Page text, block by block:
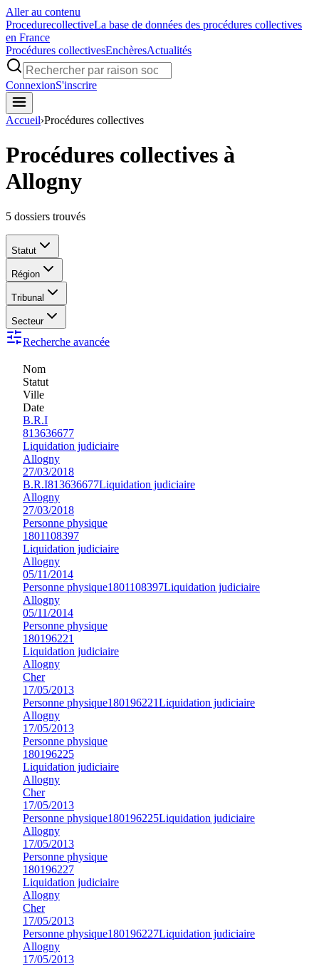
Aller au contenu
ProcedurecollectiveLa base de données des procédures collectives
en France
Procédures collectivesEnchèresActualités
ConnexionS'inscrire
Accueil›Procédures collectives
Procédures collectives à
Allogny
5 dossiers trouvés
Statut
Région
Tribunal
Secteur
Recherche avancée
Nom
Statut
Ville
Date
B.R.I
813636677
Liquidation judiciaire
Allogny
27/03/2018
B.R.I813636677Liquidation judiciaire
Allogny
27/03/2018
Personne physique
1801108397
Liquidation judiciaire
Allogny
05/11/2014
Personne physique1801108397Liquidation judiciaire
Allogny
05/11/2014
Personne physique
180196221
Liquidation judiciaire
Allogny
Cher
17/05/2013
Personne physique180196221Liquidation judiciaire
Allogny
17/05/2013
Personne physique
180196225
Liquidation judiciaire
Allogny
Cher
17/05/2013
Personne physique180196225Liquidation judiciaire
Allogny
17/05/2013
Personne physique
180196227
Liquidation judiciaire
Allogny
Cher
17/05/2013
Personne physique180196227Liquidation judiciaire
Allogny
17/05/2013